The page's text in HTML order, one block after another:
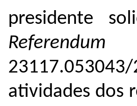
presidente
Referendum
atividades dos